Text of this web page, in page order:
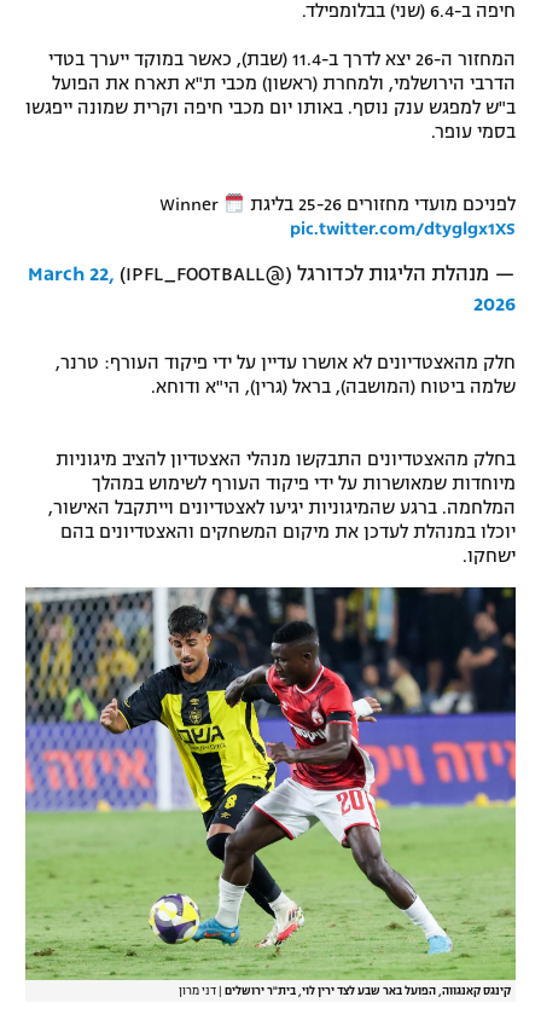
תגיות
חיפה ב-6.4 (שני) בבלומפילד.
המחזור ה-26 יצא לדרך ב-11.4 (שבת), כאשר במוקד ייערך בטדי
הדרבי הירושלמי, ולמחרת (ראשון) מכבי ת"א תארח את הפועל
ב"ש למפגש ענק נוסף. באותו יום מכבי חיפה וקרית שמונה ייפגשו
בסמי עופר.
לפניכם מועדי מחזורים 25-26 בליגת Winner
pic.twitter.com/dtyglgx1XS
— מנהלת הליגות לכדורגל (@IPFL_FOOTBALL)
March 22,
2026
חלק מהאצטדיונים לא אושרו עדיין על ידי פיקוד העורף: טרנר,
שלמה ביטוח (המושבה), בראל (גרין), הי"א ודוחא.
בחלק מהאצטדיונים התבקשו מנהלי האצטדיון להציב מיגוניות
מיוחדות שמאושרות על ידי פיקוד העורף לשימוש במהלך
המלחמה. ברגע שהמיגוניות יגיעו לאצטדיונים וייתקבל האישור,
יוכלו במנהלת לעדכן את מיקום המשחקים והאצטדיונים בהם
ישחקו.
קינגס קאנגווה, הפועל באר שבע לצד ירין לוי, בית"ר ירושלים דני מרון